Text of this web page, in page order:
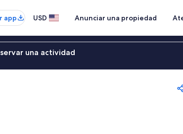
app USD Anunciar una propiedad
una actividad